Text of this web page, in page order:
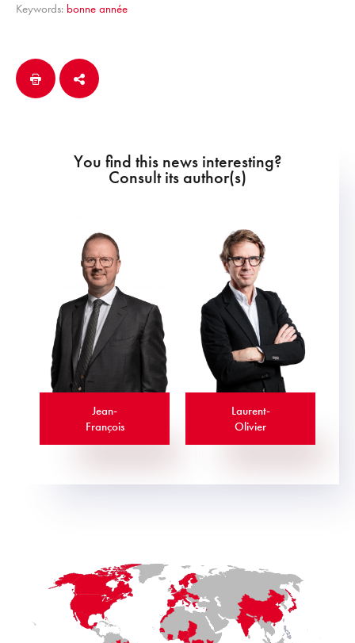
Keywords: bonne année
You find this news interesting?
Consult its author(s)
Jean-
François
Laurent-
Olivier